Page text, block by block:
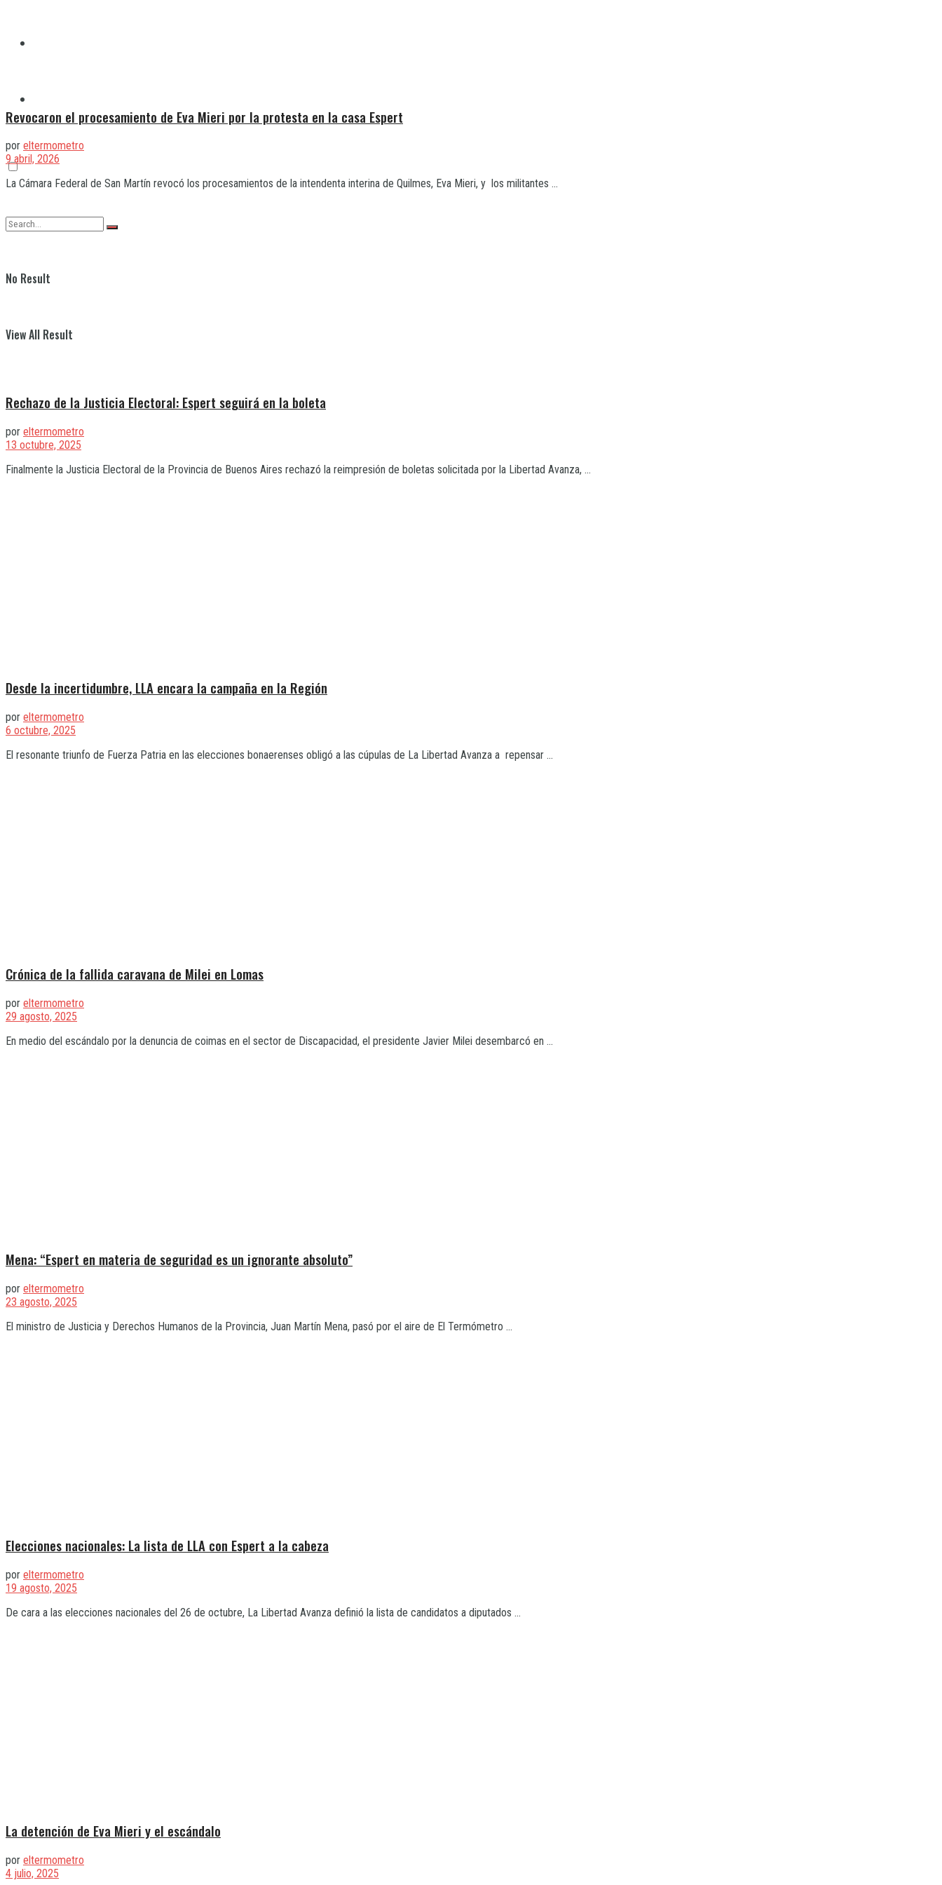
No Result
View All Result
Revocaron el procesamiento de Eva Mieri por la protesta en la casa Espert
por eltermometro
9 abril, 2026
La Cámara Federal de San Martín revocó los procesamientos de la intendenta interina de Quilmes, Eva Mieri, y los militantes ...
Rechazo de la Justicia Electoral: Espert seguirá en la boleta
por eltermometro
13 octubre, 2025
Finalmente la Justicia Electoral de la Provincia de Buenos Aires rechazó la reimpresión de boletas solicitada por la Libertad Avanza, ...
Desde la incertidumbre, LLA encara la campaña en la Región
por eltermometro
6 octubre, 2025
El resonante triunfo de Fuerza Patria en las elecciones bonaerenses obligó a las cúpulas de La Libertad Avanza a repensar ...
Crónica de la fallida caravana de Milei en Lomas
por eltermometro
29 agosto, 2025
En medio del escándalo por la denuncia de coimas en el sector de Discapacidad, el presidente Javier Milei desembarcó en ...
Mena: “Espert en materia de seguridad es un ignorante absoluto”
por eltermometro
23 agosto, 2025
El ministro de Justicia y Derechos Humanos de la Provincia, Juan Martín Mena, pasó por el aire de El Termómetro ...
Elecciones nacionales: La lista de LLA con Espert a la cabeza
por eltermometro
19 agosto, 2025
De cara a las elecciones nacionales del 26 de octubre, La Libertad Avanza definió la lista de candidatos a diputados ...
La detención de Eva Mieri y el escándalo
por eltermometro
4 julio, 2025